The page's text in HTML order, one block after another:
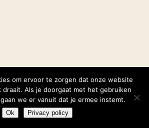
om ervoor te zorgen dat onze website
draait. Als je doorgaat met het gebruiken
we er vanuit dat je ermee instemt.
Ok Privacy policy